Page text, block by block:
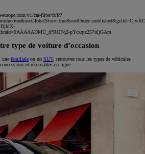
europe.com/v1/car-filter/fr/fr?
pYcxqtz257uljGAm
type de voiture d’occasion
, une familiale ou un SUV, retrouvez tous les types de véhicules
et réservables en ligne.